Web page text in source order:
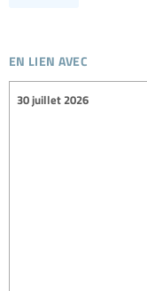
en lien avec
30 juillet 2026